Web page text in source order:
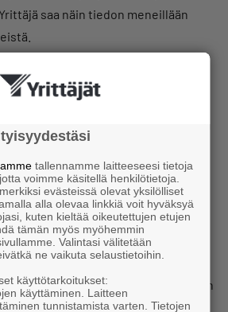
saa näin tiedon meneillään
on ilmoittanut
ja osoite on toimiva. Jos yrityksen
YTJ:ssä, yritys voi tehdä PRH:n
erillisen sopimuksen.
rekisteripäällikköLalli
olleen apua
suitsimisessa.
yrittääkö joku väärentämällä
jäseniä tai muita tietoja. Näitä on
ja väärennös on karahtanut
tallennamme laitteeseesi tietoja
voimme käsitellä henkilötietoja.
evästeissä olevat yksilölliset
alla olevaa linkkiä voit hyväksyä
kuten kieltää oikeutettujen etujen
tämän myös myöhemmin
Valintasi välitetään
ne vaikuta selaustietoihin.
käyttötarkoitukset:
käyttäminen. Laitteen
tunnistamista varten. Tietojen